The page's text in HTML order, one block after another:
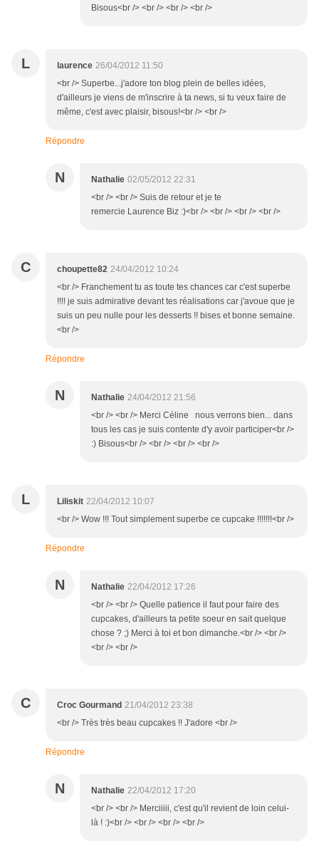
Bisous<br /> <br /> <br /> <br />
L laurence 26/04/2012 11:50
<br /> Superbe...j'adore ton blog plein de belles idées,
d'ailleurs je viens de m'inscrire à ta news, si tu veux faire de
même, c'est avec plaisir, bisous!<br /> <br />
Répondre
N Nathalie 02/05/2012 22:31
<br /> <br /> Suis de retour et je te
remercie Laurence Biz :)<br /> <br /> <br /> <br />
C choupette82 24/04/2012 10:24
<br /> Franchement tu as toute tes chances car c'est superbe
!!!! je suis admirative devant tes réalisations car j'avoue que je
suis un peu nulle pour les desserts !! bises et bonne semaine.
<br />
Répondre
N Nathalie 24/04/2012 21:56
<br /> <br /> Merci Céline nous verrons bien... dans
tous les cas je suis contente d'y avoir participer<br />
:) Bisous<br /> <br /> <br /> <br />
L Liliskit 22/04/2012 10:07
<br /> Wow !!! Tout simplement superbe ce cupcake !!!!!!!<br />
Répondre
N Nathalie 22/04/2012 17:26
<br /> <br /> Quelle patience il faut pour faire des
cupcakes, d'ailleurs ta petite soeur en sait quelque
chose ? ;) Merci à toi et bon dimanche.<br /> <br />
<br /> <br />
C Croc Gourmand 21/04/2012 23:38
<br /> Très très beau cupcakes !! J'adore <br />
Répondre
N Nathalie 22/04/2012 17:20
<br /> <br /> Merciiiii, c'est qu'il revient de loin celui-
là ! :)<br /> <br /> <br /> <br />